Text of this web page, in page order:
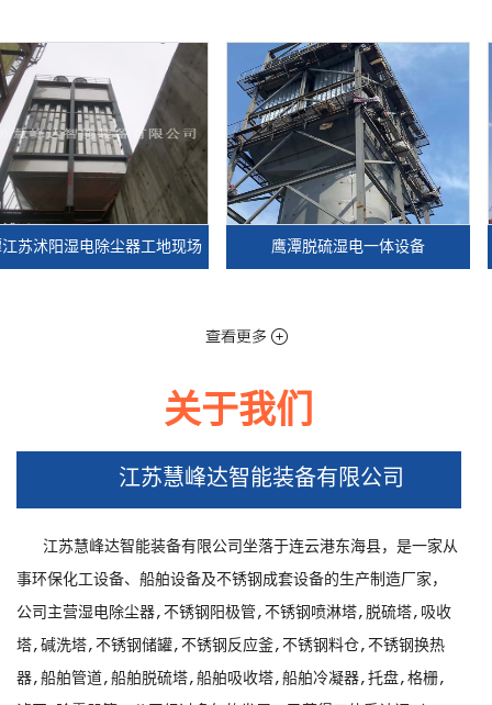
湿电除尘器工地现场 鹰潭脱硫湿电一体设备
湿电除尘器工地现场 鹰潭脱硫湿电一体设备
关于我们
江苏慧峰达智能装备有限公司
江苏慧峰达智能装备有限公司坐落于连云港东海县，是一家从
事环保化工设备、船舶设备及不锈钢成套设备的生产制造厂家，
公司主营湿电除尘器,不锈钢阳极管,不锈钢喷淋塔,脱硫塔,吸收
塔,碱洗塔,不锈钢储罐,不锈钢反应釜,不锈钢料仓,不锈钢换热
器,船舶管道,船舶脱硫塔,船舶吸收塔,船舶冷凝器,托盘,格栅,